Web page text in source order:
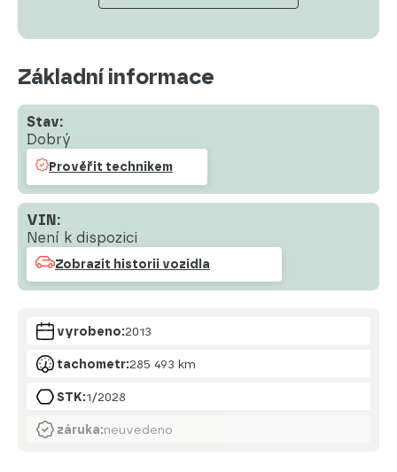
Základní informace
Stav:
Dobrý
Prověřit technikem
VIN:
Není k dispozici
Zobrazit historii vozidla
vyrobeno:2013
tachometr:285 493 km
STK:1/2028
záruka:neuvedeno